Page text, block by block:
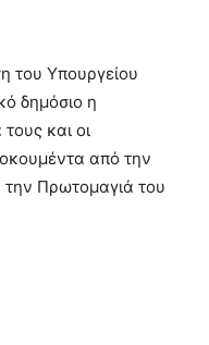
του Υπουργείου
δημόσιο η
και οι
από την
Πρωτομαγιά του